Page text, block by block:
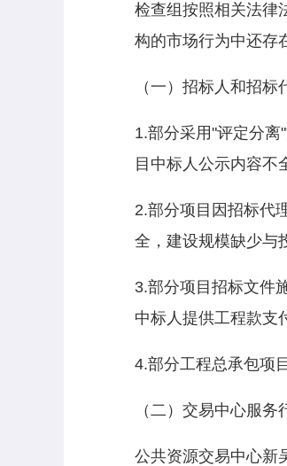
检查组按照相关法律
构的市场行为中还存
（一）招标人和招
1.部分采用"评定分
目中标人公示内容不
2.部分项目因招标代
全，建设规模缺少与
3.部分项目招标文件
中标人提供工程款支
4.部分工程总承包项
（二）交易中心服务
公共资源交易中心新